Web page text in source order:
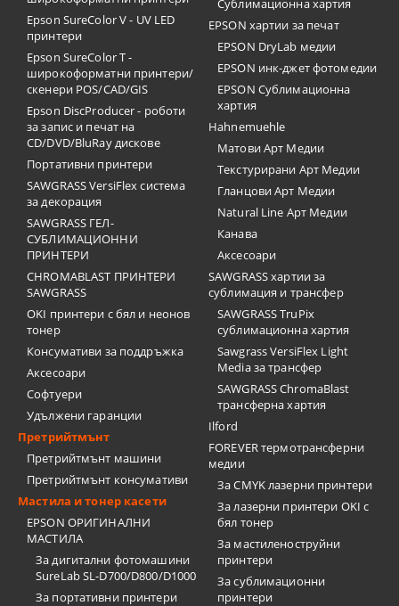
Epson SureColor V - UV LED
принтери
Epson SureColor T -
широкоформатни принтери/
скенери POS/CAD/GIS
Epson DiscProducer - роботи
за запис и печат на
CD/DVD/BluRay дискове
Портативни принтери
SAWGRASS VersiFlex система
за декорация
SAWGRASS ГЕЛ-
СУБЛИМАЦИОННИ
ПРИНТЕРИ
CHROMABLAST ПРИНТЕРИ
SAWGRASS
OKI принтери с бял и неонов
тонер
Консумативи за поддръжка
Аксесоари
Софтуери
Удължени гаранции
Претрийтмънт
Претрийтмънт машини
Претрийтмънт консумативи
Мастила и тонер касети
EPSON ОРИГИНАЛНИ
МАСТИЛА
За дигитални фотомашини
SureLab SL-D700/D800/D1000
За портативни принтери
Сублимационна хартия
EPSON хартии за печат
EPSON DryLab медии
EPSON инк-джет фотомедии
EPSON Сублимационна
хартия
Hahnemuehle
Матови Арт Медии
Текстурирани Арт Медии
Гланцови Арт Медии
Natural Line Арт Медии
Канава
Аксесоари
SAWGRASS хартии за
сублимация и трансфер
SAWGRASS TruPix
сублимационна хартия
Sawgrass VersiFlex Light
Media за трансфер
SAWGRASS ChromaBlast
трансферна хартия
Ilford
FOREVER термотрансферни
медии
За CMYK лазерни принтери
За лазерни принтери OKI с
бял тонер
За мастиленоструйни
принтери
За сублимационни
принтери